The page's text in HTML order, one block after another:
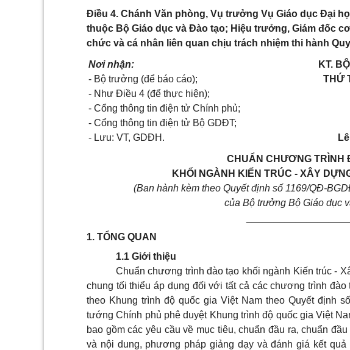
Điều 4. Chánh Văn phòng, Vụ trưởng Vụ Giáo dục Đại
thuộc Bộ Giáo dục và Đào tạo; Hiệu trưởng, Giám đốc
chức và cá nhân liên quan chịu trách nhiệm thi hành
Nơi nhận:
- Bộ trưởng (để báo cáo);
- Như Điều 4 (để thực hiện);
- Cổng thông tin điện tử Chính phủ;
- Cổng thông tin điện tử Bộ GDĐT;
- Lưu: VT, GDĐH.
KT.
THỨ
CHUẨN CHƯƠNG TRÌNH
KHỐI NGÀNH KIẾN TRÚC - XÂY
(Ban hành kèm theo Quyết định số 1169/QĐ-
của Bộ trưởng Bộ Giáo dục
1. TỔNG QUAN
1.1 Giới thiệu
Chuẩn chương trình đào tạo khối ngành Kiến trúc -
chung tối thiểu áp dụng đối với tất cả các chương trình
theo Khung trình độ quốc gia Việt Nam theo Quyết định số
tướng Chính phủ phê duyệt Khung trình độ quốc gia Việt
bao gồm các yêu cầu về mục tiêu, chuẩn đầu ra, chuẩn
và nội dung, phương pháp giảng dạy và đánh giá kết